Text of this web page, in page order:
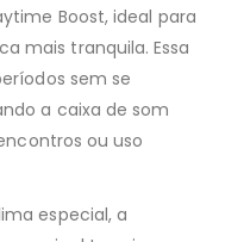
Boost, ideal para
mais tranquila. Essa
sem se
a caixa de som
ou uso
especial, a